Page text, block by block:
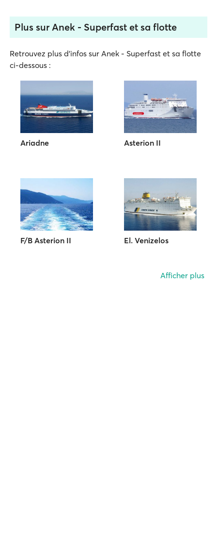
Plus sur Anek - Superfast et sa flotte
Retrouvez plus d'infos sur Anek - Superfast et sa flotte
ci-dessous :
Ariadne Asterion II
F/B Asterion II El. Venizelos
Afficher plus